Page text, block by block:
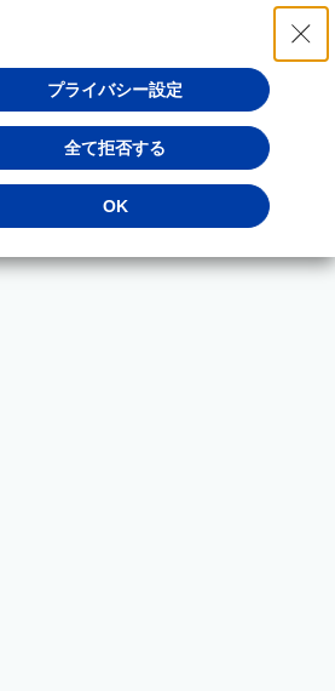
プライバシー設定
全て拒否する
OK